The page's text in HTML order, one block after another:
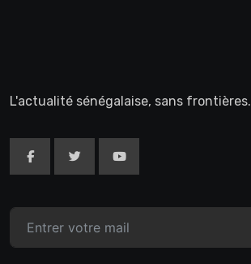
L'actualité sénégalaise, sans frontières.